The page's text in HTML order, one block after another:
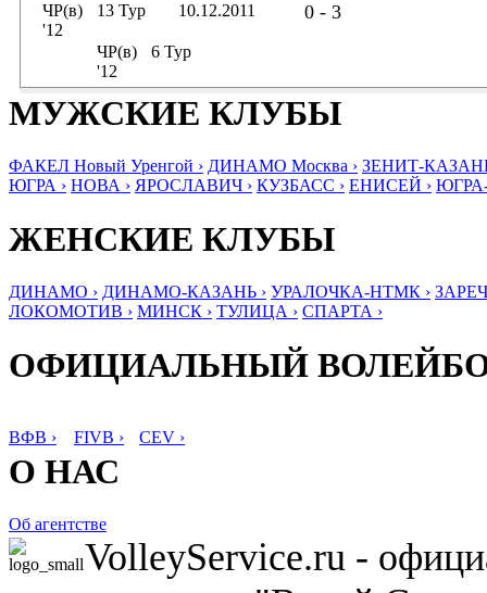
ЧР(в)
'12
13 Тур 10.12.2011 0 - 3
ЧР(в)
'12
6 Тур
МУЖСКИЕ КЛУБЫ
ФАКЕЛ Новый Уренгой › ДИНАМО Москва › ЗЕНИТ-
ЮГРА › НОВА › ЯРОСЛАВИЧ › КУЗБАСС › ЕНИСЕЙ ›
ЖЕНСКИЕ КЛУБЫ
ДИНАМО › ДИНАМО-КАЗАНЬ › УРАЛОЧКА-НТМК ›
ЛОКОМОТИВ › МИНСК › ТУЛИЦА › СПАРТА ›
ОФИЦИАЛЬНЫЙ
ВФВ › FIVB › CEV ›
О НАС
Об агентстве
VolleyService.ru -